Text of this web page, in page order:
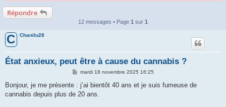
Répondre
12 messages • Page 1 sur 1
C Chanilu28
État anxieux, peut être à cause du cannabis ?
M
s
s
a
mardi 18 novembre 2025 16:25
Bonjour, je me présente : j’ai bientôt 40 ans et je suis fumeuse de
cannabis depuis plus de 20 ans.